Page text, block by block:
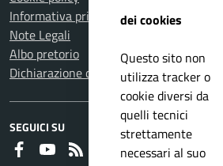
Informativa privacy
Note Legali
Albo pretorio
Dichiarazione di accessibilità
SEGUICI SU
Faceboook
Youtube
dei cookies
Questo sito non
utilizza tracker o
cookie diversi da
quelli tecnici
strettamente
necessari al suo